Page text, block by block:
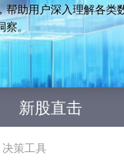
助用户深入理解各
察。
新股直击
决策工具